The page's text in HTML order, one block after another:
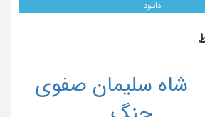
دانلود
جنگ
شاه سلیمان صفوی